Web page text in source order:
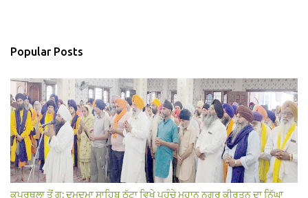
Popular Posts
ਕਪੂਰਥਲਾ ਤੋਂ ਗੁ: ਦਮਦਮਾ ਸਾਹਿਬ ਠੱਟਾ ਵਿਖੇ ਪਹੁੰਚੇ ਮਹਾਨ ਨਗਰ ਕੀਰਤਨ ਦਾ ਨਿੱਘਾ